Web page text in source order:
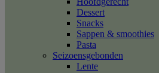
Dessert
Snacks
Sappen & smoothies
Pasta
Seizoensgebonden
Lente